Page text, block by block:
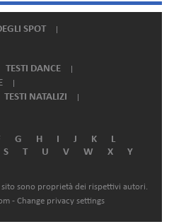
SPOT
TESTI DANCE
TESTI NATALIZI
G H I J K
L
S T U V W X
Y
sono proprietà dei rispettivi autori.
- Change privacy settings